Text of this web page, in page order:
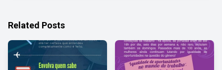
Related Posts